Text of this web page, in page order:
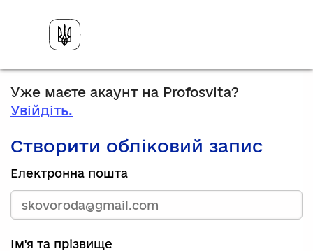
Уже маєте акаунт на Profosvita?
Увійдіть.
Створити обліковий запис
Електронна пошта
Ім'я та прізвище